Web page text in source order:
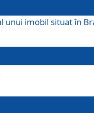
imobil situat în